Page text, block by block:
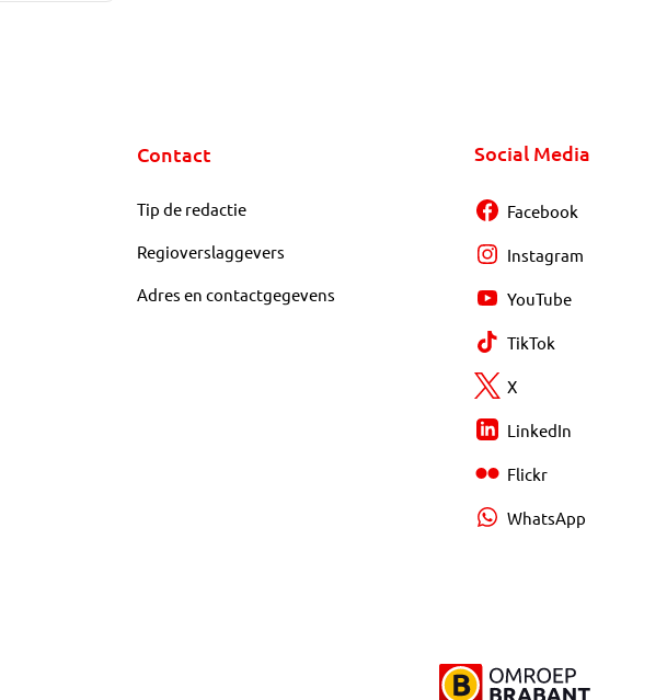
Contact
Tip de redactie
Regioverslaggevers
Adres en contactgegevens
Social Media
Facebook
Instagram
YouTube
TikTok
X
LinkedIn
Flickr
WhatsApp